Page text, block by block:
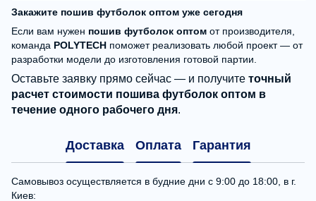
Закажите пошив футболок оптом уже сегодня
Если вам нужен пошив футболок оптом от производителя,
команда POLYTECH поможет реализовать любой проект — от
разработки модели до изготовления готовой партии.
Оставьте заявку прямо сейчас — и получите точный
расчет стоимости пошива футболок оптом в
течение одного рабочего дня.
Доставка Оплата Гарантия
Самовывоз осуществляется в будние дни с 9:00 до 18:00, в г.
Киев: